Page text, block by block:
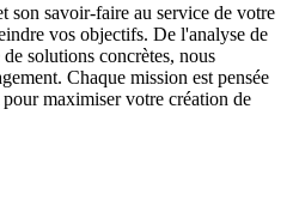
son savoir-faire au service de votre
vos objectifs. De l'analyse de
solutions concrètes, nous
Chaque mission est pensée
maximiser votre création de